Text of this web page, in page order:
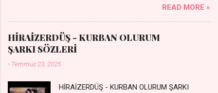
Silinmis yarıda. Hasretin yel gibi Eser yar içimden Bir kıza sevdalı
Yaralı adamım. Sensizlik bir hançer Geceler susmuyor Yaralı
kalbimde Bir sızı durmuyor Tu yi bihare min Ez ji payizim Li
dile şevên min Teng e nefes im Adını sayıklar Uykusuz
geceler Sensiz her sabahım Sessiz ve kederli
READ MORE »
HİRAİZERDÜŞ - KURBAN OLURUM
ŞARKI SÖZLERİ
- Temmuz 23, 2025
HİRAİZERDÜŞ - KURBAN OLURUM ŞARKI